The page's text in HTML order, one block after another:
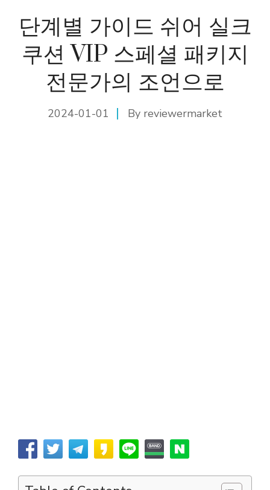
단계별 가이드 쉬어 실크
쿠션 VIP 스페셜 패키지
전문가의 조언으로
2024-01-01 By reviewermarket